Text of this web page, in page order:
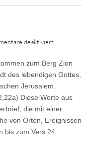
deaktiviert
Gottes
zum Berg Zion
des lebendigen Gottes,
Jerusalem.
Diese Worte aus
die mit einer
von Orten, Ereignissen
bis zum Vers 24